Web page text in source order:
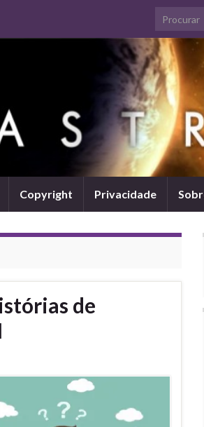
Search for:
Copyright Privacidade
de